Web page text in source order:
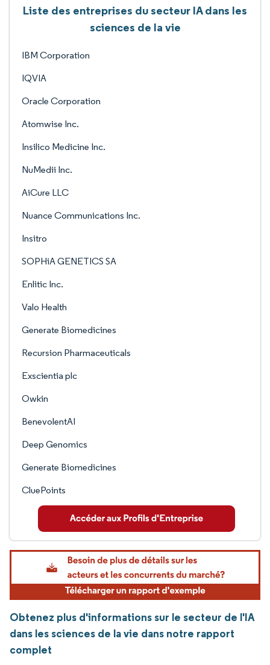
Liste des entreprises du secteur IA dans les
sciences de la vie
IBM Corporation
IQVIA
Oracle Corporation
Atomwise Inc.
Insilico Medicine Inc.
NuMedii Inc.
AiCure LLC
Nuance Communications Inc.
Insitro
SOPHiA GENETICS SA
Enlitic Inc.
Valo Health
Generate Biomedicines
Recursion Pharmaceuticals
Exscientia plc
Owkin
BenevolentAI
Deep Genomics
Generate Biomedicines
CluePoints
Obtenez plus d'informations sur le secteur de l'IA
dans les sciences de la vie dans notre rapport
complet